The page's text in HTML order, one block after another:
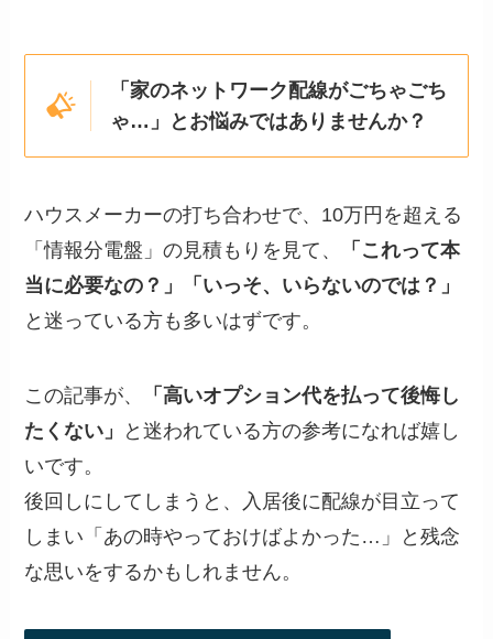
「家のネットワーク配線がごちゃごち
ゃ…」とお悩みではありませんか？
ハウスメーカーの打ち合わせで、10万円を超える
「情報分電盤」の見積もりを見て、
「これって本
当に必要なの？」「いっそ、いらないのでは？」
と迷っている方も多いはずです。
この記事が、
「高いオプション代を払って後悔し
たくない」
と迷われている方の参考になれば嬉し
いです。
後回しにしてしまうと、入居後に配線が目立って
しまい「あの時やっておけばよかった…」と残念
な思いをするかもしれません。